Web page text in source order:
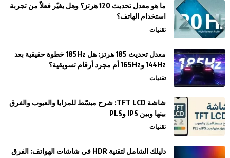
ما هو معدل تحديث 120 هرتز؟ وهل يغيّر فعلاً من تجربة
استخدام الهاتف؟
تقنيات
معدل تحديث 185 هرتز: هل 185Hz خطوة حقيقية بعد
144Hz و165Hz أم مجرد أرقام تسويقية؟
تقنيات
شاشة TFT LCD: شرح مبسّط للمزايا والعيوب والفرق
بينها وبين IPS وPLS
تقنيات
دليلك الشامل لتقنية HDR في شاشات الهواتف: الفرق